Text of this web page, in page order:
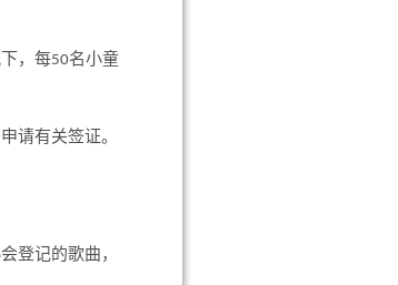
，每50名小童
请有关签证。
登记的歌曲，